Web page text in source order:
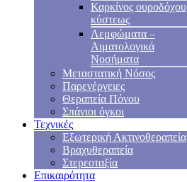
Καρκίνος ουροδόχου
κύστεως
Λεμφώματα –
Αιματολογικά
Νοσήματα
Μεταστατική Νόσος
Παρενέργειες
Θεραπεία Πόνου
Σπάνιοι όγκοι
Τεχνικές
Εξωτερική Ακτινοθεραπεία
Βραχυθεραπεία
Στερεοταξία
Επικαιρότητα